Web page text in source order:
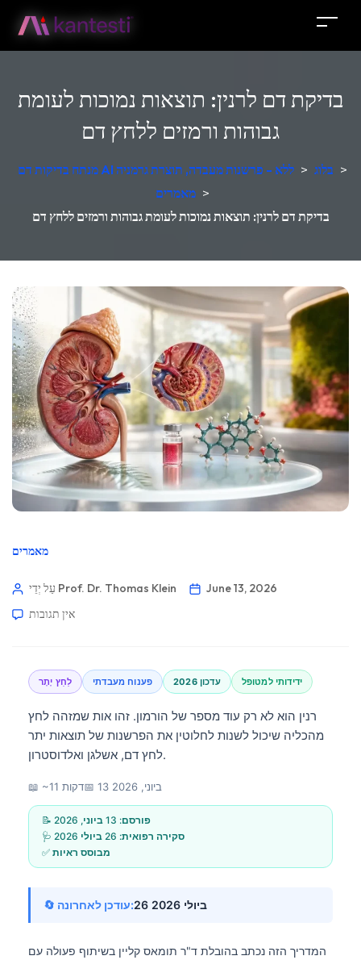
בדיקת דם לרנין: תוצאות נמוכות לעומת
גבוהות ורמזים ללחץ דם
מנתח בדיקות דם AI ללא - פרשנות מעבדה, תוצרת גרמניה > בלוג >
מאמרים >
בדיקת דם לרנין: תוצאות נמוכות לעומת גבוהות ורמזים ללחץ דם
מאמרים
עַל יְדֵי Prof. Dr. Thomas Klein
June 13, 2026
אין תגובות
לַחַץ יֶתֶר פענוח מעבדתי עדכון 2026 ידידותי למטופל
רנין הוא לא רק עוד מספר של הורמון. זהו אות שמזהה לחץ
מהכליה שיכול לשנות לחלוטין את הפרשנות של תוצאות יתר
לחץ דם, אשלגן ואלדוסטרון.
📖 ~11 דקות📅 13 ביוני, 2026
📝 פורסם: 13 ביוני, 2026
🩺 סקירה רפואית: 26 ביולי 2026
✅ מבוסס ראיות
🔄 עודכן לאחרונה: 26 ביולי 2026
המדריך הזה נכתב בהובלת ד"ר תומאס קליין בשיתוף פעולה עם